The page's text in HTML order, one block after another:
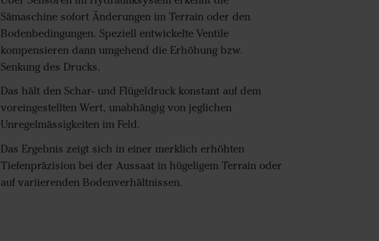
Sämaschine sofort Änderungen im Terrain oder den
Bodenbedingungen. Speziell entwickelte Ventile
kompensieren dann umgehend die Erhöhung bzw.
Senkung des Drucks.
Das hält den Schar- und Flügeldruck konstant auf dem
voreingestellten Wert, unabhängig von jeglichen
Unregelmässigkeiten im Feld.
Das Ergebnis zeigt sich in einer merklich erhöhten
Tiefenpräzision bei der Aussaat in hügeligem Terrain oder
auf variierenden Bodenverhältnissen.